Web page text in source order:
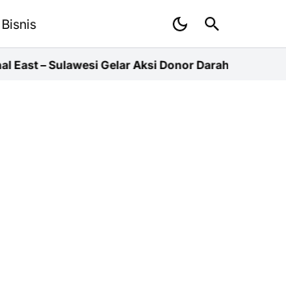
Bisnis
Donor Darah SerentakEl Nino, PMI Salurkan